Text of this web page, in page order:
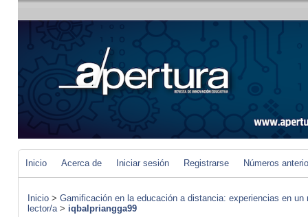
Inicio Acerca de Iniciar sesión Registrarse Números
Inicio > Gamificación en la educación a distancia: experiencias en
lector/a> iqbalpriangga99